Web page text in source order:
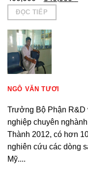
gốc
là:
400,000 ₫.
ĐỌC TIẾP
NGÔ VĂN TƯƠI
Trưởng Bộ Phận R&D
nghiệp chuyên
Thành 2012, có hơn
nghiên cứu các dòng
Mỹ....